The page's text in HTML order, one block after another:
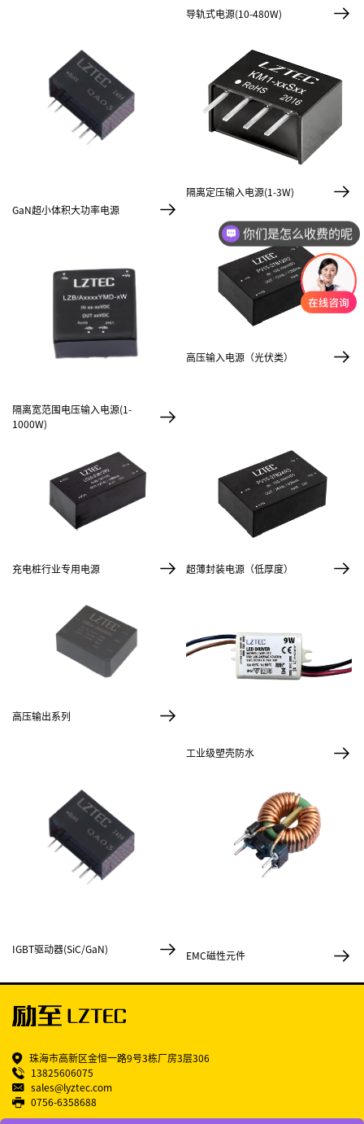
导轨式电源(10-480W)
GaN超小体积大功率电源
隔离定压输入电源(1-3W)
隔离宽范围电压输入电源(1-
1000W)
高压输入电源（光伏类）
充电桩行业专用电源 超薄封装电源（低厚度）
高压输出系列
工业级塑壳防水
IGBT驱动器(SiC/GaN)
EMC磁性元件
珠海市高新区金恒一路9号3栋厂房3层306
13825606075
sales@lyztec.com
0756-6358688
你们是怎么收费的呢